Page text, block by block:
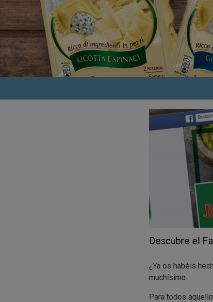
Descubre el
¿Ya os habéis
muchísimo.
Para todos